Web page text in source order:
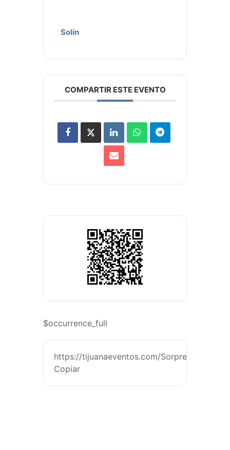
Solín
COMPARTIR ESTE EVENTO
$occurrence_full
https://tijuanaeventos.com/
Copiar